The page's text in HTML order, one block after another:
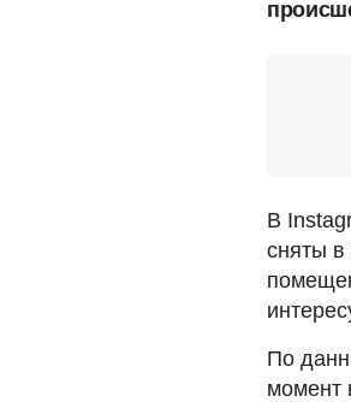
В
сняты в
По
момент